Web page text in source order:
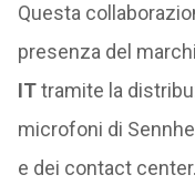
Questa
presenza del
ITtramite la
microfoni di
e dei contact center.